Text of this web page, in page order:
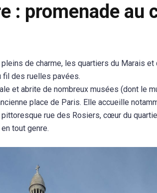
: promenade au
de charme, les quartiers du Marais
fil des ruelles pavées.
et abrite de nombreux musées (dont le
place de Paris. Elle accueille
rue des Rosiers, cœur du
tout genre.